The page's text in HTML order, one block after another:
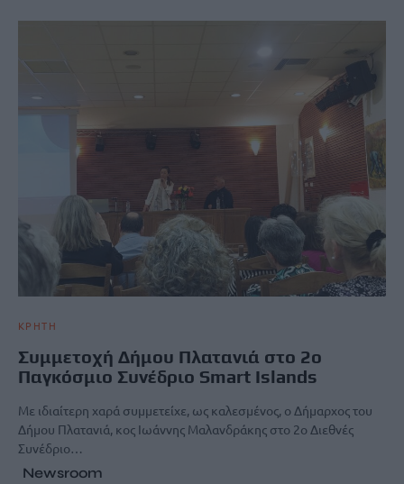
ΚΡΗΤΗ
Συμμετοχή Δήμου Πλατανιά στο 2ο
Παγκόσμιο Συνέδριο Smart Islands
​Με ιδιαίτερη χαρά συμμετείχε, ως καλεσμένος, ο Δήμαρχος του
Δήμου Πλατανιά, κος Ιωάννης Μαλανδράκης στο 2ο Διεθνές
Συνέδριο…
Newsroom